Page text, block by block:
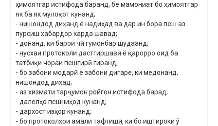
ҳимоятгар истифода баранд, бе мамониат бо ҳимоятгар
як ба як мулоқот кунанд;
- нишондод диҳанд ё надиҳад ва дар ин бора пеш аз
пурсиш хабардор карда шавад;
- донанд, ки барои чӣ гумонбар шудаанд;
- нусхаи протоколи дастгиршавӣ ё қарорро оид ба
татбиқи чораи пешгирӣ гиранд;
- бо забони модарӣ ё забони дигаре, ки медонанд,
нишондод диҳад;
- аз хизмати тарҷумон ройгон истифода барад;
- далелҳо пешниҳод кунанд;
- дархост изҳор кунанд;
- бо протоколҳои амали тафтишӣ, ки бо иштироки ў